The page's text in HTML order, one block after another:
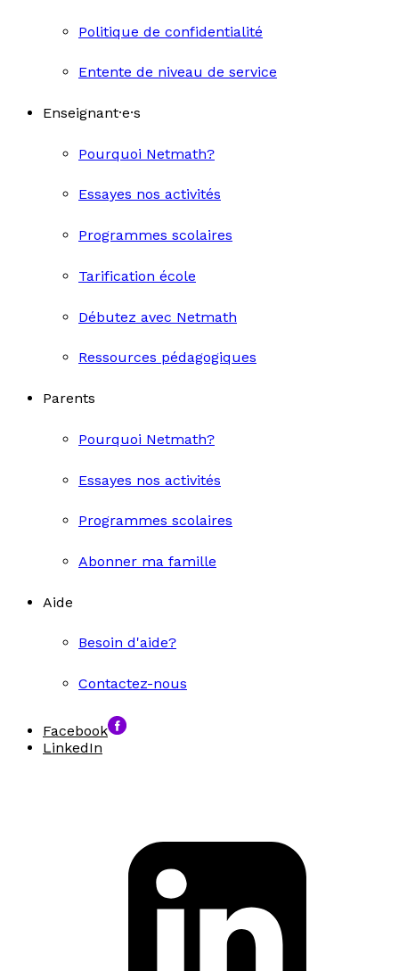
Politique de confidentialité
Entente de niveau de service
Enseignant·e·s
Pourquoi Netmath?
Essayes nos activités
Programmes scolaires
Tarification école
Débutez avec Netmath
Ressources pédagogiques
Parents
Pourquoi Netmath?
Essayes nos activités
Programmes scolaires
Abonner ma famille
Aide
Besoin d'aide?
Contactez-nous
Facebook
LinkedIn